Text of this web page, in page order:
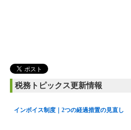
税務トピックス更新情報